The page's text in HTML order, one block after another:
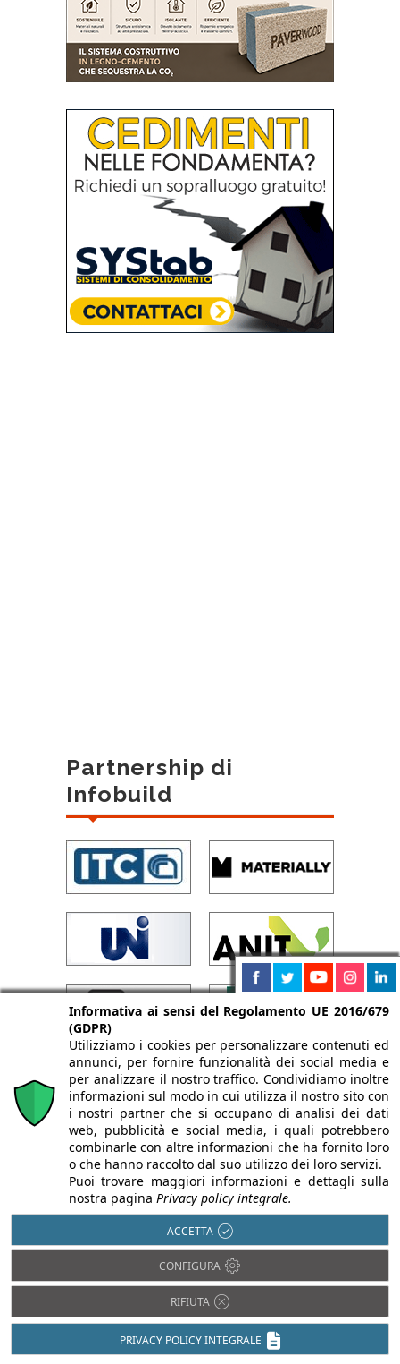
Partnership di
Infobuild
Informativa ai sensi del Regolamento UE 2016/679
(GDPR)
Utilizziamo i cookies per personalizzare contenuti ed
annunci, per fornire funzionalità dei social media e
per analizzare il nostro traffico. Condividiamo inoltre
informazioni sul modo in cui utilizza il nostro sito con
i nostri partner che si occupano di analisi dei dati
web, pubblicità e social media, i quali potrebbero
combinarle con altre informazioni che ha fornito loro
o che hanno raccolto dal suo utilizzo dei loro servizi.
Puoi trovare maggiori informazioni e dettagli sulla
nostra pagina Privacy policy integrale.
ACCETTA
CONFIGURA
RIFIUTA
PRIVACY POLICY INTEGRALE